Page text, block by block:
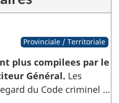
Provinciale / Territoriale
plus compilees par le
Général. Les
du Code criminel …